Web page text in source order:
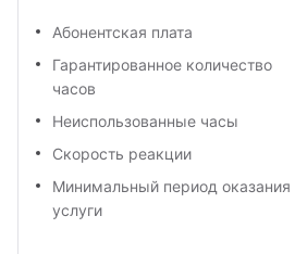
Абонентская плата
Гарантированное количество
часов
Неиспользованные часы
Скорость реакции
Минимальный период оказания
услуги